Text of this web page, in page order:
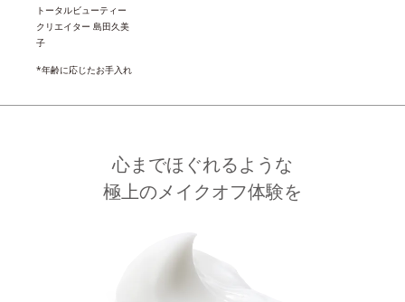
トータルビューティー
クリエイター 島田久美
子
*年齢に応じたお手入れ
心までほぐれるような
極上のメイクオフ体験を